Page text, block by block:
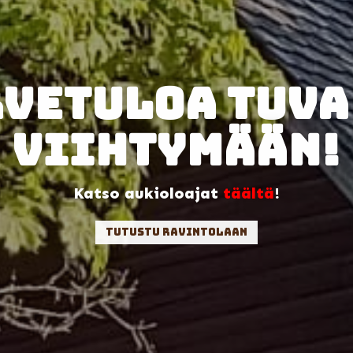
viihtymään!
Katso aukioloajat täältä!
Tutustu ravintolaan